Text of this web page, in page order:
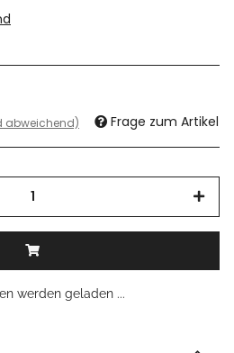
abweichend) Frage zum Artikel
werden geladen ...